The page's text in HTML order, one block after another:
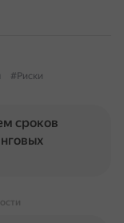
#Риски
сроков